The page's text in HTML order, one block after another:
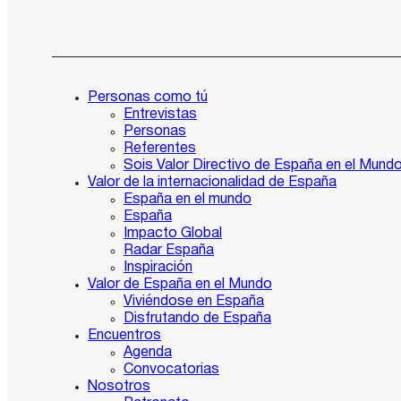
Personas como tú
Entrevistas
Personas
Referentes
Sois Valor Directivo de España en el
Valor de la internacionalidad de España
España en el mundo
España
Impacto Global
Radar España
Inspiración
Valor de España en el Mundo
Viviéndose en España
Disfrutando de España
Encuentros
Agenda
Convocatorias
Nosotros